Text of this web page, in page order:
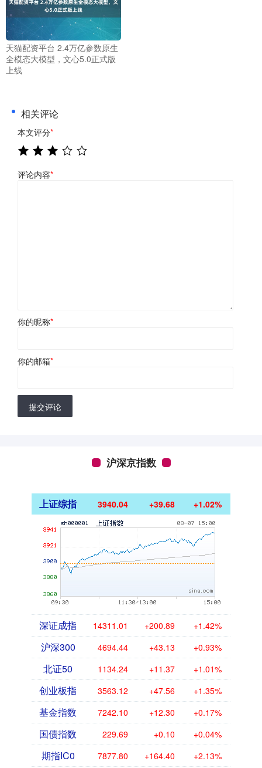
天猫配资平台 2.4万亿参数原生
全模态大模型，文心5.0正式版
上线
相关评论
本文评分*
评论内容*
你的昵称*
你的邮箱*
提交评论
沪深京指数
上证综指 3940.04 +39.68 +1.02%
深证成指 14311.01 +200.89 +1.42%
沪深300 4694.44 +43.13 +0.93%
北证50 1134.24 +11.37 +1.01%
创业板指 3563.12 +47.56 +1.35%
基金指数 7242.10 +12.30 +0.17%
国债指数 229.69 +0.10 +0.04%
期指IC0 7877.80 +164.40 +2.13%